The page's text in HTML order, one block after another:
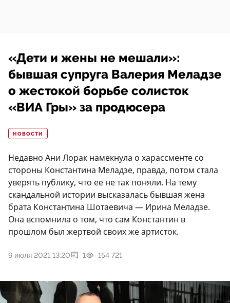
«Дети и жены не мешали»:
бывшая супруга Валерия Меладзе
о жестокой борьбе солисток
«ВИА Гры» за продюсера
НОВОСТИ
Недавно Ани Лорак намекнула о харассменте со
стороны Константина Меладзе, правда, потом стала
уверять публику, что ее не так поняли. На тему
скандальной истории высказалась бывшая жена
брата Константина Шотаевича — Ирина Меладзе.
Она вспомнила о том, что сам Константин в
прошлом был жертвой своих же артисток.
9 июля 2021 13:20 1 154 721